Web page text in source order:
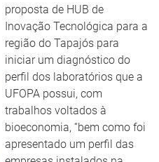
proposta de HUB de
Inovação Tecnológica para a
região do Tapajós para
iniciar um diagnóstico do
perfil dos laboratórios que a
UFOPA possui, com
trabalhos voltados à
bioeconomia, “bem como foi
apresentado um perfil das